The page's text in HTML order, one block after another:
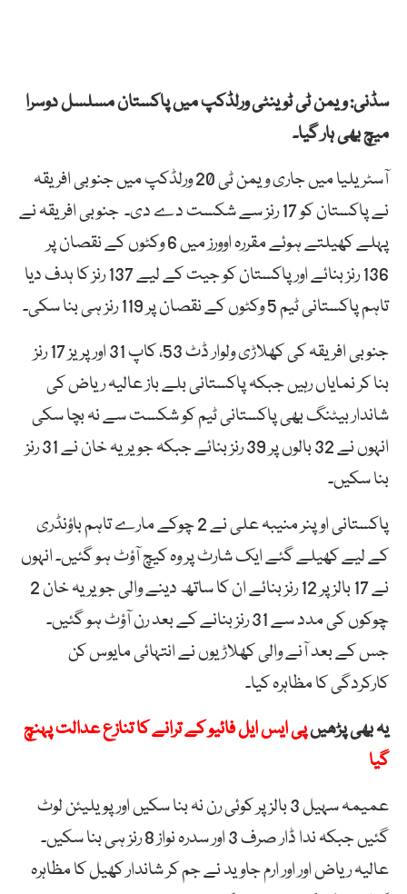
سڈنی: ویمن ٹی ٹوینٹی ورلڈکپ میں پاکستان مسلسل دوسرا
میچ بھی ہار گیا۔
آسٹریلیا میں جاری ویمن ٹی 20 ورلڈکپ میں جنوبی افریقہ
نے پاکستان کو 17 رنز سے شکست دے دی۔ جنوبی افریقہ نے
پہلے کھیلتے ہوئے مقررہ اوورز میں 6 وکٹوں کے نقصان پر
136 رنز بنائے اور پاکستان کو جیت کے لیے 137 رنز کا ہدف دیا
تاہم پاکستانی ٹیم 5 وکٹوں کے نقصان پر 119 رنز ہی بنا سکی۔
جنوبی افریقہ کی کھلاڑی ولوار ڈٹ 53، کاپ 31 اور پریز 17 رنز
بنا کر نمایاں رہیں جبکہ پاکستانی بلے باز عالیہ ریاض کی
شاندار بیٹنگ بھی پاکستانی ٹیم کو شکست سے نہ بچا سکی
انہوں نے 32 بالوں پر 39 رنز بنائے جبکہ جویریہ خان نے 31 رنز
بنا سکیں۔
پاکستانی اوپنر منیبہ علی نے 2 چوکے مارے تاہم باؤنڈری
کے لیے کھیلے گئے ایک شارٹ پر وہ کیچ آؤٹ ہو گئیں۔ انہوں
نے 17 بالز پر 12 رنز بنائے ان کا ساتھ دینے والی جویریہ خان 2
چوکوں کی مدد سے 31 رنز بنانے کے بعد رن آؤٹ ہو گئیں۔
جس کے بعد آنے والی کھلاڑیوں نے انتہائی مایوس کن
کارکردگی کا مظاہرہ کیا۔
یہ بھی پڑھیںپی ایس ایل فائیو کے ترانے کا تنازع عدالت پہنچ
گیا
عمیمہ سہیل 3 بالز پر کوئی رن نہ بنا سکیں اور پویلیئن لوٹ
گئیں جبکہ ندا ڈار صرف 3 اور سدرہ نواز 8 رنز ہی بنا سکیں۔
عالیہ ریاض اور اور ارم جاوید نے جم کر شاندار کھیل کا مظاہرہ